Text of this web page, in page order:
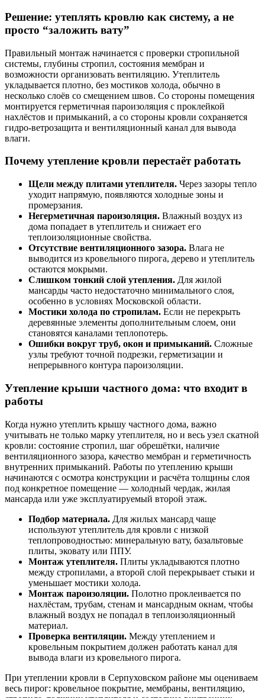
Решение: утеплять кровлю как систему, а не
просто “заложить вату”
Правильный монтаж начинается с проверки стропильной
системы, глубины стропил, состояния мембран и
возможности организовать вентиляцию. Утеплитель
укладывается плотно, без мостиков холода, обычно в
несколько слоёв со смещением швов. Со стороны помещения
монтируется герметичная пароизоляция с проклейкой
нахлёстов и примыканий, а со стороны кровли сохраняется
гидро-ветрозащита и вентиляционный канал для вывода
влаги.
Почему утепление кровли перестаёт работать
Щели между плитами утеплителя. Через зазоры тепло
уходит напрямую, появляются холодные зоны и
промерзания.
Негерметичная пароизоляция. Влажный воздух из
дома попадает в утеплитель и снижает его
теплоизоляционные свойства.
Отсутствие вентиляционного зазора. Влага не
выводится из кровельного пирога, дерево и утеплитель
остаются мокрыми.
Слишком тонкий слой утепления. Для жилой
мансарды часто недостаточно минимального слоя,
особенно в условиях Московской области.
Мостики холода по стропилам. Если не перекрыть
деревянные элементы дополнительным слоем, они
становятся каналами теплопотерь.
Ошибки вокруг труб, окон и примыканий. Сложные
узлы требуют точной подрезки, герметизации и
непрерывного контура пароизоляции.
Утепление крыши частного дома: что входит в
работы
Когда нужно утеплить крышу частного дома, важно
учитывать не только марку утеплителя, но и весь узел скатной
кровли: состояние стропил, шаг обрешётки, наличие
вентиляционного зазора, качество мембран и герметичность
внутренних примыканий. Работы по утеплению крыши
начинаются с осмотра конструкции и расчёта толщины слоя
под конкретное помещение — холодный чердак, жилая
мансарда или уже эксплуатируемый второй этаж.
Подбор материала. Для жилых мансард чаще
используют утеплитель для кровли с низкой
теплопроводностью: минеральную вату, базальтовые
плиты, эковату или ППУ.
Монтаж утеплителя. Плиты укладываются плотно
между стропилами, а второй слой перекрывает стыки и
уменьшает мостики холода.
Монтаж пароизоляции. Полотно проклеивается по
нахлёстам, трубам, стенам и мансардным окнам, чтобы
влажный воздух не попадал в теплоизоляционный
материал.
Проверка вентиляции. Между утеплением и
кровельным покрытием должен работать канал для
вывода влаги из кровельного пирога.
При утеплении кровли в Серпуховском районе мы оцениваем
весь пирог: кровельное покрытие, мембраны, вентиляцию,